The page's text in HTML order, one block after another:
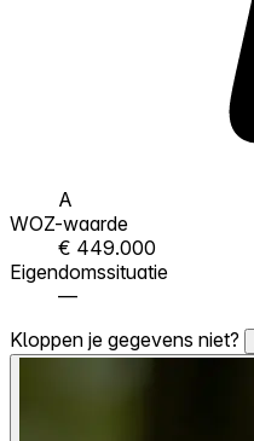
A
WOZ-waarde
€ 449.000
Eigendomssituatie
—
Kloppen je gegevens niet?